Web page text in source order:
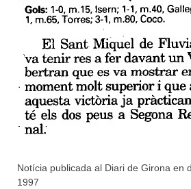
Notícia publicada al Diari de Girona en
1997